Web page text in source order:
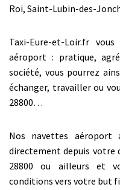
Roi, Saint-Lubin-des-
Taxi-Eure-et-Loir.fr
aéroport : pratique,
société, vous pourrez
échanger, travailler ou
28800…
Nos navettes aéroport
directement depuis votre
28800 ou ailleurs et
conditions vers votre but